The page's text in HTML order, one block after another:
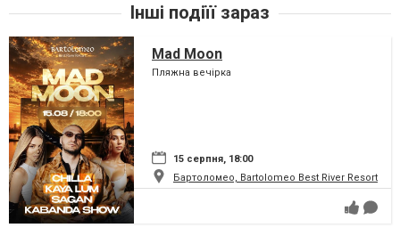
Інші подіїї зараз
Mad Moon
Пляжна вечірка
15 серпня, 18:00
Бартоломео, Bartolomeo Best River Resort